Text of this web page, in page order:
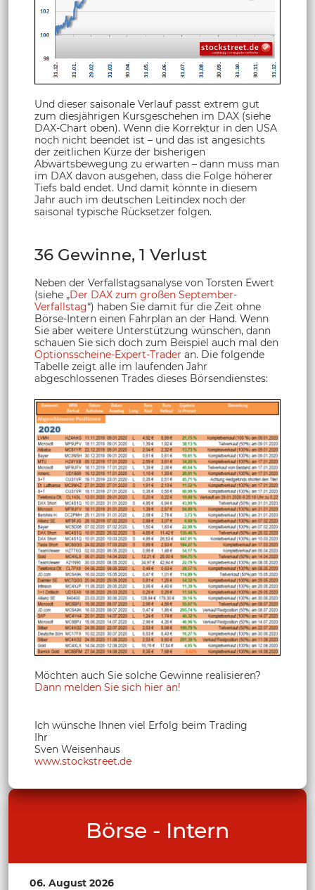
Und dieser saisonale Verlauf passt extrem gut
zum diesjährigen Kursgeschehen im DAX (siehe
DAX-Chart oben). Wenn die Korrektur in den USA
noch nicht beendet ist – und das ist angesichts
der zeitlichen Kürze der bisherigen
Abwärtsbewegung zu erwarten – dann muss man
im DAX davon ausgehen, dass die Folge höherer
Tiefs bald endet. Und damit könnte in diesem
Jahr auch im deutschen Leitindex noch der
saisonal typische Rücksetzer folgen.
36 Gewinne, 1 Verlust
Neben der Verfallstagsanalyse von Torsten Ewert
(siehe „Der DAX zum großen September-
Verfallstag“) haben Sie damit für die Zeit ohne
Börse-Intern einen Fahrplan an der Hand. Wenn
Sie aber weitere Unterstützung wünschen, dann
schauen Sie sich doch zum Beispiel auch mal den
Optionsscheine-Expert-Trader an. Die folgende
Tabelle zeigt alle im laufenden Jahr
abgeschlossenen Trades dieses Börsendienstes:
Möchten auch Sie solche Gewinne realisieren?
Dann melden Sie sich hier an!
Ich wünsche Ihnen viel Erfolg beim Trading
Ihr
Sven Weisenhaus
www.stockstreet.de
Börse - Intern
06. August 2026